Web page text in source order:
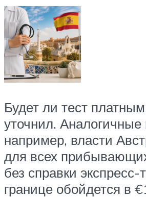
Будет ли тест
уточнил.
например, власти
для всех
без справки экспресс-
границе обойдется в